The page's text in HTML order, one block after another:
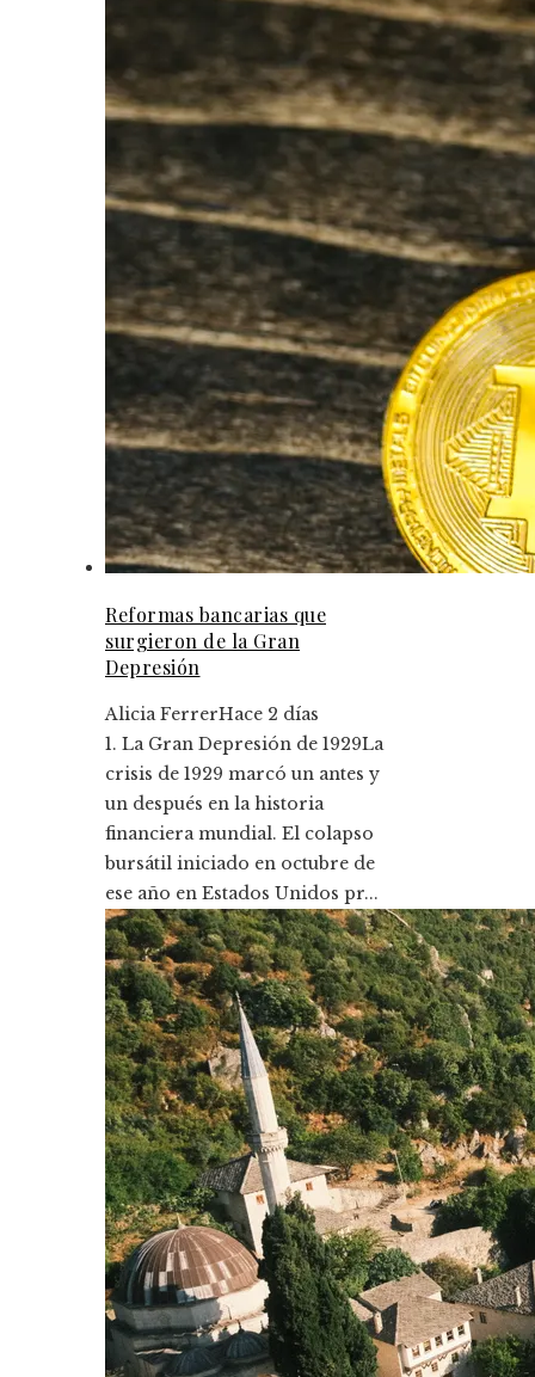
Reformas bancarias que
surgieron de la Gran
Depresión
Alicia FerrerHace 2 días
1. La Gran Depresión de 1929La
crisis de 1929 marcó un antes y
un después en la historia
financiera mundial. El colapso
bursátil iniciado en octubre de
ese año en Estados Unidos pr...